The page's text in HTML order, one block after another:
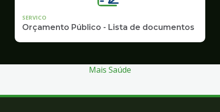
SERVICO
Orçamento Público - Lista de documentos
Mais Saúde